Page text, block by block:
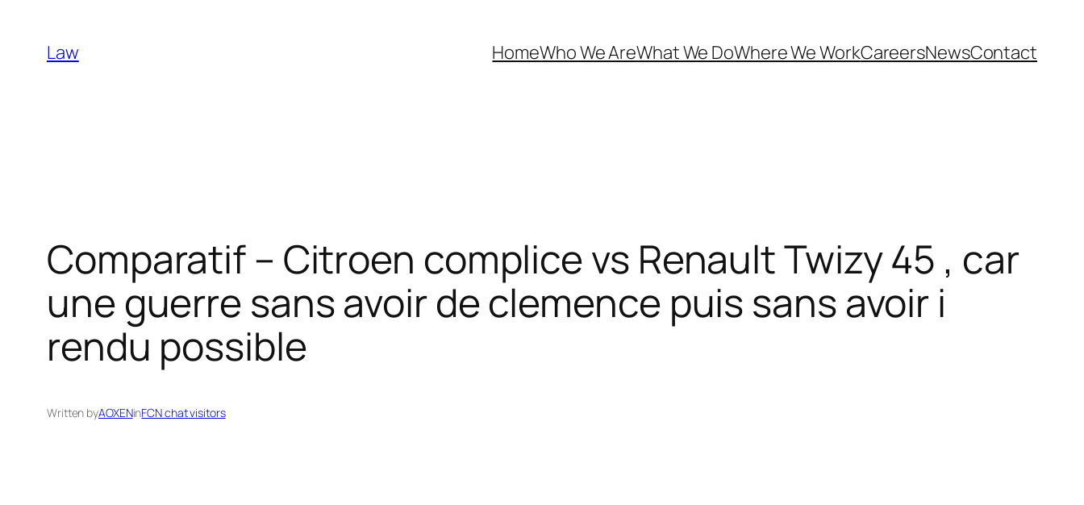
content
Law HomeWho We AreWhat We DoWhere We WorkCareersNewsContact
Comparatif – Citroen complice vs Renault Twizy 45 , car
une guerre sans avoir de clemence puis sans avoir i
rendu possible
Written byAOXENinFCN chat visitors